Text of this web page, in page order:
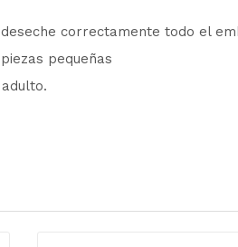
correctamente todo el
pequeñas